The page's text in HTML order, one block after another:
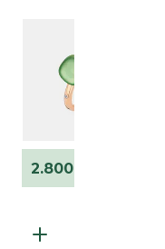
2.800,- €